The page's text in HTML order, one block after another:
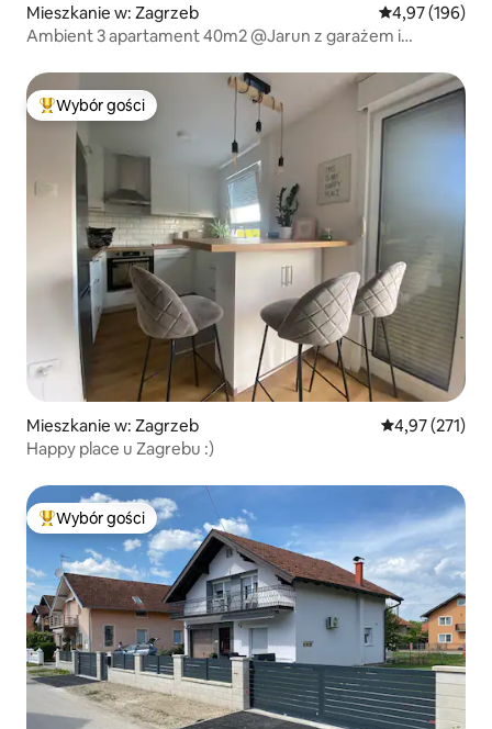
Mieszkanie w: Zagrzeb Średnia
4,97 (196)
Ambient 3 apartament 40m2 @Jarun z garażem i
Najpopularniejsze z kategorii Wybór gości
Wybór gości
Mieszkanie w: Zagrzeb Średnia
4,97 (271)
Happy place u Zagrebu :)
Najpopularniejsze z kategorii Wybór gości
Wybór gości